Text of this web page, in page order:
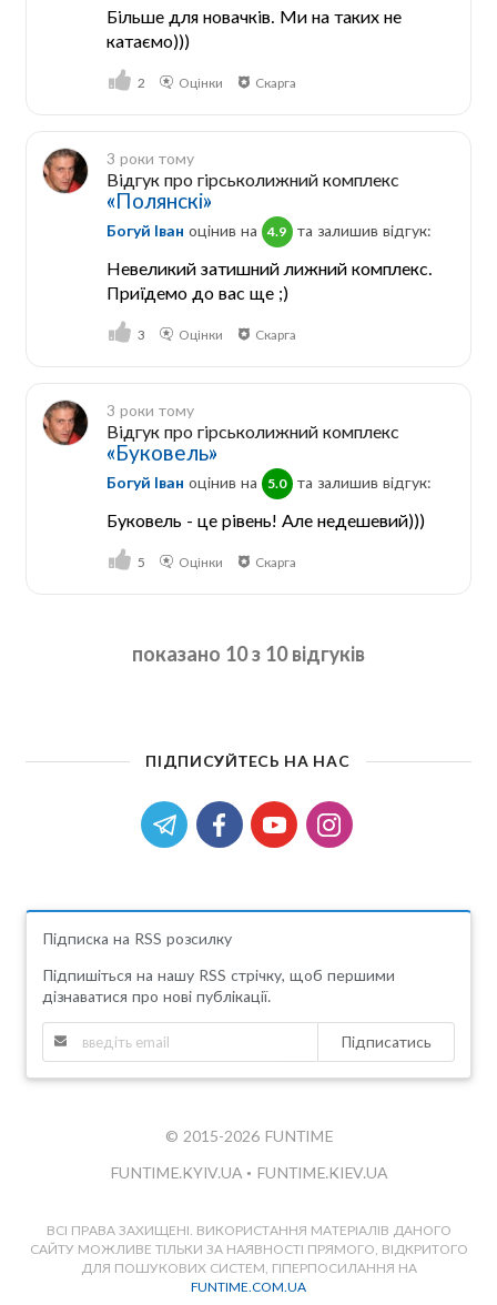
Більше для новачків. Ми на таких не
катаємо)))
2 Оцінки Скарга
3 роки тому
Відгук про гірськолижний комплекс
«Полянскі»
Богуй Іван оцінив на 4.9 та залишив відгук:
Невеликий затишний лижний комплекс.
Приїдемо до вас ще ;)
3 Оцінки Скарга
3 роки тому
Відгук про гірськолижний комплекс
«Буковель»
Богуй Іван оцінив на 5.0 та залишив відгук:
Буковель - це рівень! Але недешевий)))
5 Оцінки Скарга
показано 10 з 10 відгуків
ПІДПИСУЙТЕСЬ НА НАС
Підписка на RSS розсилку
Підпишіться на нашу RSS стрічку, щоб першими
дізнаватися про нові публікації.
Підписатись
© 2015-2026 FUNTIME
FUNTIME.KYIV.UA • FUNTIME.KIEV.UA
ВСІ ПРАВА ЗАХИЩЕНІ. ВИКОРИСТАННЯ МАТЕРІАЛІВ ДАНОГО
САЙТУ МОЖЛИВЕ ТІЛЬКИ ЗА НАЯВНОСТІ ПРЯМОГО, ВІДКРИТОГО
ДЛЯ ПОШУКОВИХ СИСТЕМ, ГІПЕРПОСИЛАННЯ НА
FUNTIME.COM.UA